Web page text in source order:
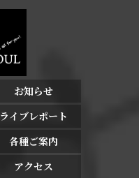
お知らせ
ライブレポート
各種ご案内
アクセス